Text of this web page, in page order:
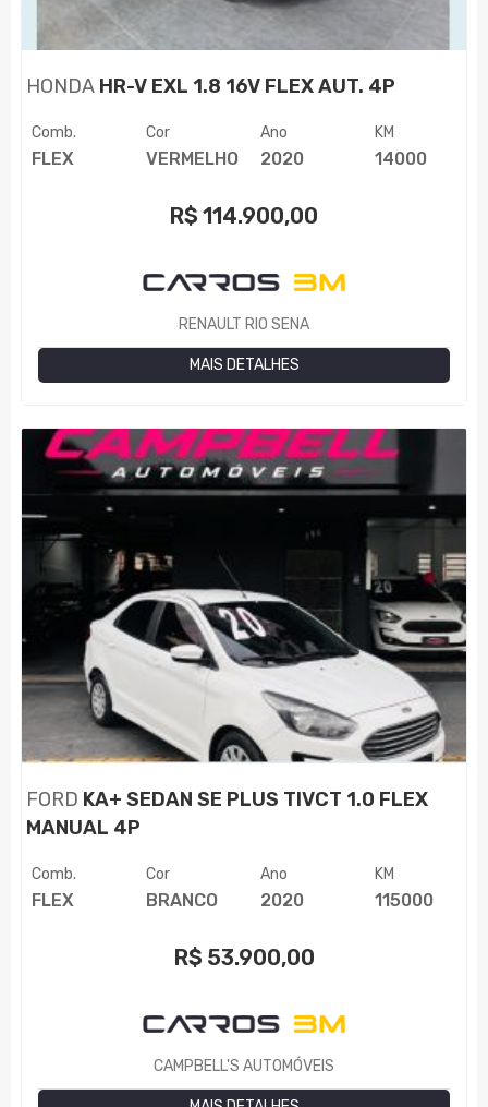
HONDA HR-V EXL 1.8 16V FLEX AUT. 4P
Comb.
FLEX
Cor
VERMELHO
Ano
2020
KM
14000
R$ 114.900,00
RENAULT RIO SENA
MAIS DETALHES
FORD KA+ SEDAN SE PLUS TIVCT 1.0 FLEX
MANUAL 4P
Comb.
FLEX
Cor
BRANCO
Ano
2020
KM
115000
R$ 53.900,00
CAMPBELL'S AUTOMÓVEIS